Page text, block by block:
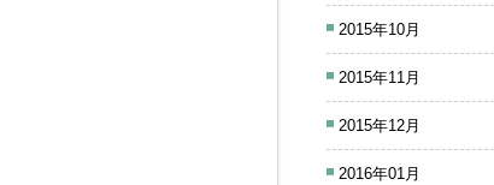
2015年10月
2015年11月
2015年12月
2016年01月